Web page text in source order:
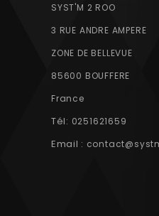
SYST'M 2 ROO
3 RUE ANDRE AMPERE
ZONE DE BELLEVUE
85600 BOUFFERE
France
Tél: 0251621659
Email :